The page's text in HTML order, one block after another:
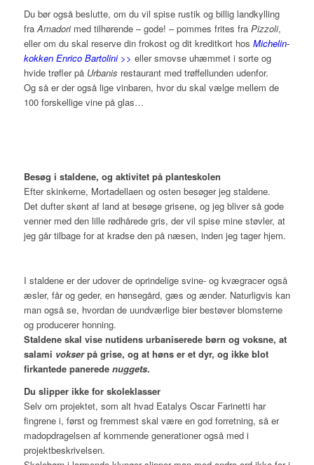
Du bør også beslutte, om du vil spise rustik og billig landkylling
fraAmadorimed tilhørende – gode! – pommes frites fra Pizzoli,
eller om du skal reserve din frokost og dit kreditkort hos Michelin-
kokken Enrico Bartolini >> eller smovse uhæmmet i sorte og
hvide trøfler på Urbanis restaurant med trøffellunden udenfor.
Og så er der også lige vinbaren, hvor du skal vælge mellem de
100 forskellige vine på glas…
Besøg i staldene, og aktivitet på planteskolen
Efter skinkerne, Mortadellaen og osten besøger jeg staldene.
Det dufter skønt af land at besøge grisene, og jeg bliver så gode
venner med den lille rødhårede gris, der vil spise mine støvler, at
jeg går tilbage for at kradse den på næsen, inden jeg tager hjem.
I staldene er der udover de oprindelige svine- og kvægracer også
æsler, får og geder, en hønsegård, gæs og ænder. Naturligvis kan
man også se, hvordan de uundværlige bier bestøver blomsterne
og producerer honning.
Staldene skal vise nutidens urbaniserede børn og voksne, at
salami vokserpå grise, og at høns er et dyr, og ikke blot
firkantede panerede nuggets.
Du slipper ikke for skoleklasser
Selv om projektet, som alt hvad Eatalys Oscar Farinetti har
fingrene i, først og fremmest skal være en god forretning, så er
madopdragelsen af kommende generationer også med i
projektbeskrivelsen.